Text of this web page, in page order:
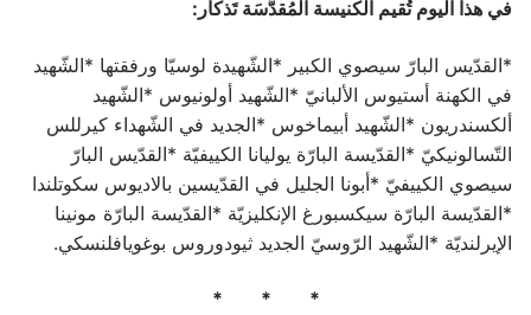
في هذا اليوم تُقيم الكنيسة المُقدَّسَة تَذكار:
*القدّيس البارّ سيصوي الكبير *الشّهيدة لوسيّا ورفقتها *الشّهيد
في الكهنة أستيوس الألبانيّ *الشّهيد أولونيوس *الشّهيد
ألكسندريون *الشّهيد أبيماخوس *الجديد في الشّهداء كيرللس
التّسالونيكيّ *القدّيسة البارّة يوليانا الكييفيّة *القدّيس البارّ
سيصوي الكييفيّ *أبونا الجليل في القدّيسين بالاديوس سكوتلندا
*القدّيسة البارّة سيكسبورغ الإنكليزيّة *القدّيسة البارّة مونينا
الإيرلنديّة *الشّهيد الرّوسيّ الجديد ثيودوروس بوغويافلنسكي.
* * *